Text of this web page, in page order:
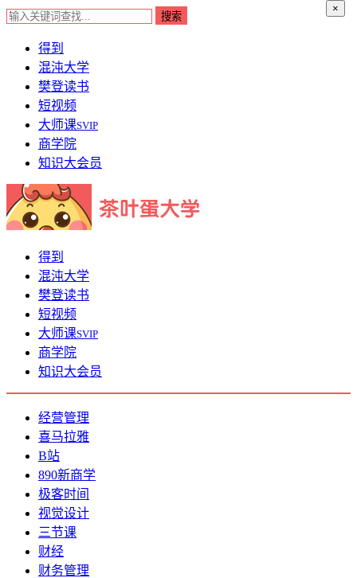
×
得到
混沌大学
樊登读书
短视频
大师课SVIP
商学院
知识大会员
得到
混沌大学
樊登读书
短视频
大师课SVIP
商学院
知识大会员
经营管理
喜马拉雅
B站
890新商学
极客时间
视觉设计
三节课
财经
财务管理